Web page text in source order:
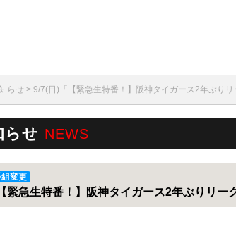
らせ > 9/7(日)「【緊急生特番！】阪神タイガース2年ぶり
らせ NEWS
変更
緊急生特番！】阪神タイガース2年ぶりリー